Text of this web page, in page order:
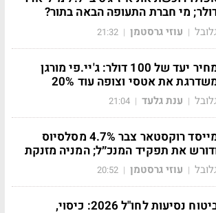
מי חברת התעופה הבאה בתור?
| עוזי גרסטמן |
21:32
מחיר יעד של 100 דולר: ג'יי.פי מורגן
את אטסי וצופה עוד 20%
| ענת גלעד |
21:04
מייסד רוקסטאר צבר 4.7% מסלסיוס
את תפקיד המנכ״ל; המניה מזנקת
| עוזי גרסטמן |
20:52
ביטוח נסיעות לחו"ל 2026: כיסוי,